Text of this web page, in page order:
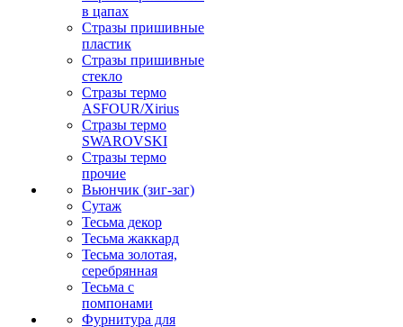
в цапах
Стразы пришивные
пластик
Стразы пришивные
стекло
Стразы термо
ASFOUR/Xirius
Стразы термо
SWAROVSKI
Стразы термо
прочие
Вьюнчик (зиг-заг)
Сутаж
Тесьма декор
Тесьма жаккард
Тесьма золотая,
серебрянная
Тесьма с
помпонами
Фурнитура для